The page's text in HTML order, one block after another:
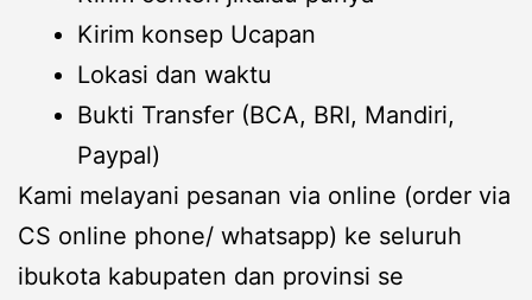
Kirim konsep Ucapan
Lokasi dan waktu
Bukti Transfer (BCA, BRI, Mandiri,
Paypal)
Kami melayani pesanan via online (order via
CS online phone/ whatsapp) ke seluruh
ibukota kabupaten dan provinsi se